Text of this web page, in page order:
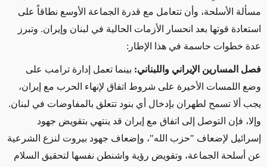
مسألة الأسلحة، وأن تتعامل مع قدرة الجماعة الأوسع نطاقاً على
استعادة قوتها بعد انحسار الأزمات الحالية في لبنان وإيران. وتبرز
عدة خطوات حاسمة في هذا الإطار :
فصل المسارين الإيراني واللبناني: بينما تعمل إدارة ترامب على
وضع اللمسات الأخيرة على شروط اتفاق لإنهاء الحرب مع إيران،
يجب ألا تسمح لطهران بإدخال أي بنود تتعلق بالمفاوضات في لبنان.
وإلا، فإن التوصل إلى اتفاق مع إيران قد ينتهي بتقويض جهود
إسرائيل لإضعاف "حزب الله"، وإضعاف جهود بيروت لنزع الشرعية
عن أسلحة الجماعة، وتقويض رؤية واشنطن نفسها لتحقيق السلام